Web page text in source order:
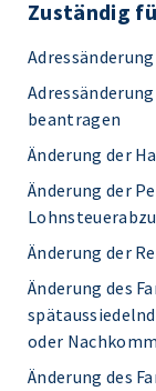
Zuständig
beantragen
Änderung der
Änderung der
Änderung der
Änderung des
oder
Änderung des